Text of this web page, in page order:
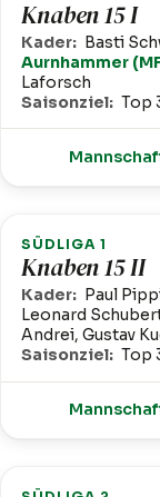
Knaben 15 I
Kader: Basti
Aurnhammer
Laforsch
Saisonziel: Top
SÜDLIGA 1
Knaben 15 II
Kader: Paul
Leonard
Andrei, Gustav
Saisonziel: Top